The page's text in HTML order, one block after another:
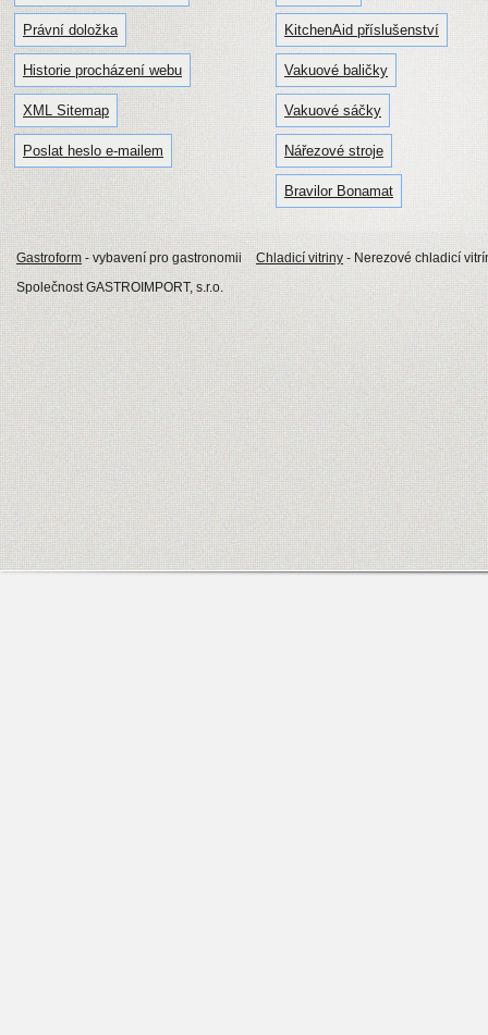
Právní doložka
Historie procházení webu
XML Sitemap
Poslat heslo e-mailem
KitchenAid příslušenství
Vakuové baličky
Vakuové sáčky
Nářezové stroje
Bravilor Bonamat
Gastroform - vybavení pro gastronomii Chladicí vitriny - Nerezové chladicí
Společnost GASTROIMPORT, s.r.o.